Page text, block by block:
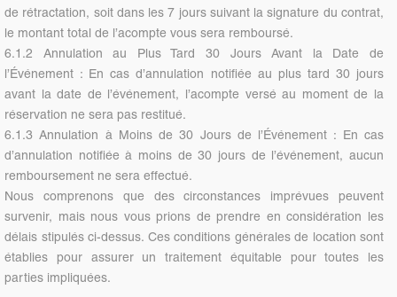
de rétractation, soit dans les 7 jours suivant la signature du contrat,
le montant total de l’acompte vous sera remboursé.
6.1.2 Annulation au Plus Tard 30 Jours Avant la Date de
l’Événement : En cas d’annulation notifiée au plus tard 30 jours
avant la date de l’événement, l’acompte versé au moment de la
réservation ne sera pas restitué.
6.1.3 Annulation à Moins de 30 Jours de l’Événement : En cas
d’annulation notifiée à moins de 30 jours de l’événement, aucun
remboursement ne sera effectué.
Nous comprenons que des circonstances imprévues peuvent
survenir, mais nous vous prions de prendre en considération les
délais stipulés ci-dessus. Ces conditions générales de location sont
établies pour assurer un traitement équitable pour toutes les
parties impliquées.